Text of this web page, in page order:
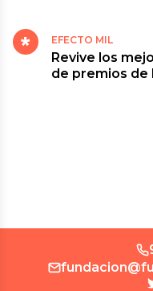
EFECTO MIL
Revive los
de premios de